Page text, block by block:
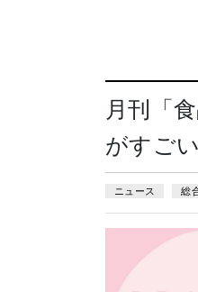
月刊「
がすご
ニュース 総